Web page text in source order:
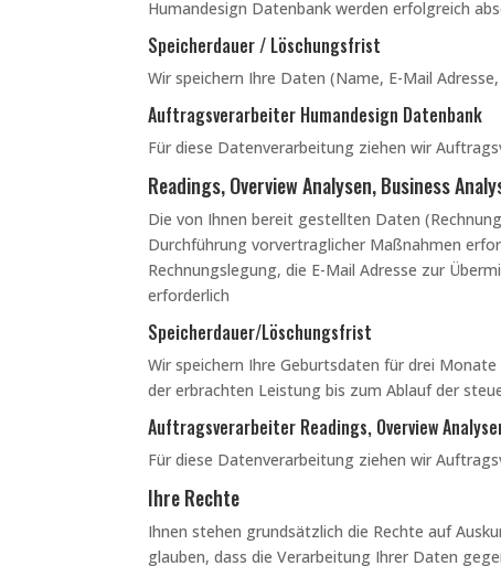
Humandesign Datenbank werden erfolgreich
Speicherdauer / Löschungsfrist
Wir speichern Ihre Daten (Name, E-Mail
Auftragsverarbeiter Humandesign Datenbank
Für diese Datenverarbeitung ziehen wir
Readings, Overview Analysen, Business
Die von Ihnen bereit gestellten Daten
Durchführung vorvertraglicher Maßnahmen
Rechnungslegung, die E-Mail Adresse zur
erforderlich
Speicherdauer/Löschungsfrist
Wir speichern Ihre Geburtsdaten für drei
der erbrachten Leistung bis zum Ablauf der
Auftragsverarbeiter Readings, Overview
Für diese Datenverarbeitung ziehen wir
Ihre Rechte
Ihnen stehen grundsätzlich die Rechte auf
glauben, dass die Verarbeitung Ihrer Daten